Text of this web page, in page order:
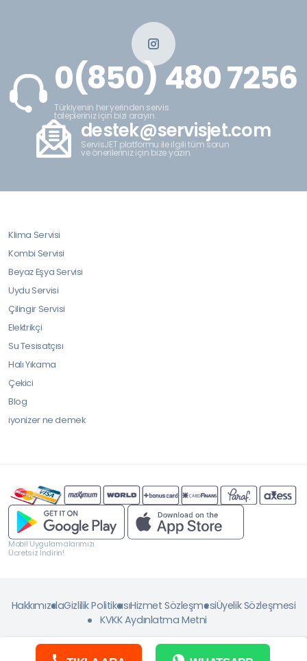
0(850) 480 7256
Türkiyenin her yerinden servis
talepleriniz için bizi arayın.
destek@servisjet.com
ServisJET platformu ile ilgili tüm sorun
ve önerileriniz için bize yazın.
Klima Servisi
Kombi Servisi
Beyaz Eşya Servisi
Uydu Servisi
Çilingir Servisi
Elektrikçi
Su Tesisatçısı
Halı Yıkama
Çekici
Blog
iyonizer ne demek
Mobil Uygulamalarımızı
Ücretsiz İndirin!
HakkımızdaGizlilik PolitikasıHizmet SözleşmesiÜyelik Sözleşmesi
KVKK Aydınlatma Metni